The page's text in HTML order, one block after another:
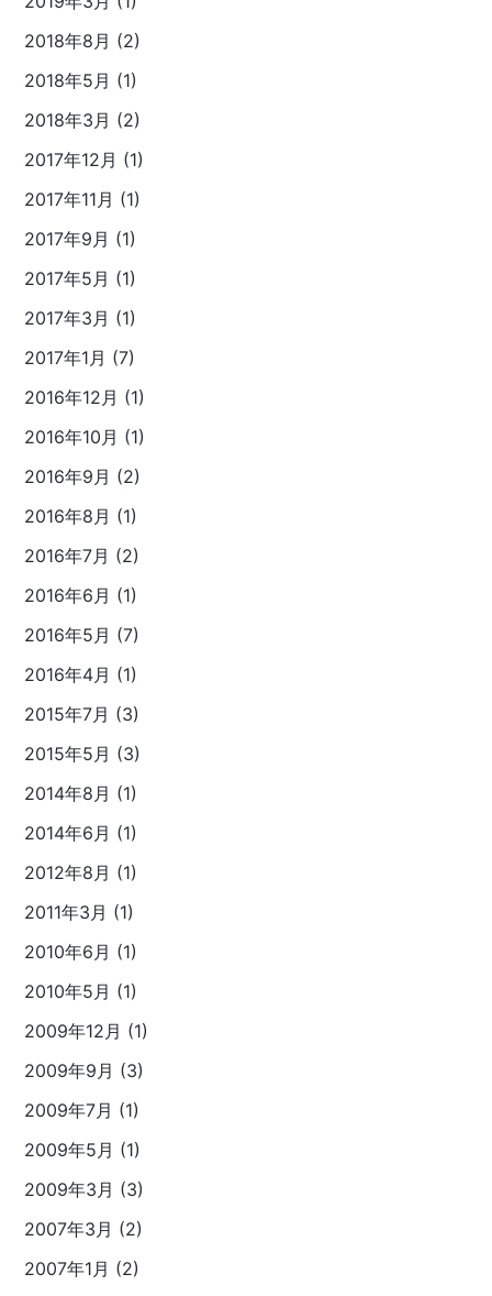
2018年8月 (2)
2018年5月 (1)
2018年3月 (2)
2017年12月 (1)
2017年11月 (1)
2017年9月 (1)
2017年5月 (1)
2017年3月 (1)
2017年1月 (7)
2016年12月 (1)
2016年10月 (1)
2016年9月 (2)
2016年8月 (1)
2016年7月 (2)
2016年6月 (1)
2016年5月 (7)
2016年4月 (1)
2015年7月 (3)
2015年5月 (3)
2014年8月 (1)
2014年6月 (1)
2012年8月 (1)
2011年3月 (1)
2010年6月 (1)
2010年5月 (1)
2009年12月 (1)
2009年9月 (3)
2009年7月 (1)
2009年5月 (1)
2009年3月 (3)
2007年3月 (2)
2007年1月 (2)